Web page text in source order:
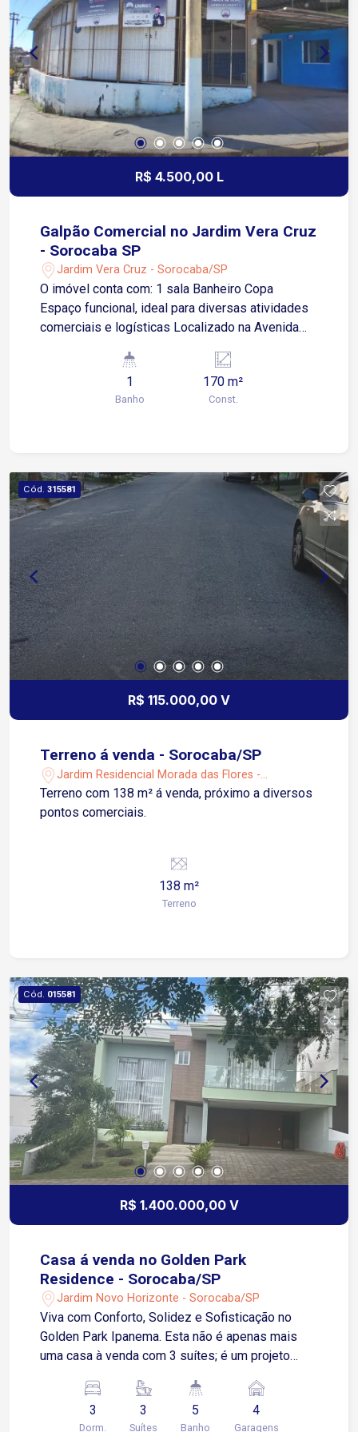
Room já equipado.
R$ 4.500,00 L
Galpão Comercial no Jardim Vera Cruz
- Sorocaba SP
Jardim Vera Cruz - Sorocaba/SP
O imóvel conta com: 1 sala Banheiro Copa
Espaço funcional, ideal para diversas atividades
comerciais e logísticas Localizado na Avenida
rápido acesso a importantes avenidas e rodovias
Distâncias aproximadas: 2 minutos da Avenida
General Carneiro 1 minuto da Avenida Santa Cruz
esquina, com ótima visibilidade e fácil acesso às
principais vias da cidade.
1
Banho
170 m²
Const.
Cód. 315581
R$ 115.000,00 V
Terreno á venda - Sorocaba/SP
Jardim Residencial Morada das Flores -
Sorocaba/SP
Terreno com 138 m² á venda, próximo a diversos
pontos comerciais.
138 m²
Terreno
Cód. 015581
R$ 1.400.000,00 V
Casa á venda no Golden Park
Residence - Sorocaba/SP
Jardim Novo Horizonte - Sorocaba/SP
Viva com Conforto, Solidez e Sofisticação no
Golden Park Ipanema. Esta não é apenas mais
uma casa à venda com 3 suítes; é um projeto
oferecer a máxima qualidade de vida na Zona
Norte de Sorocaba. O que torna este imóvel
3
Dorm.
3
Suítes
5
Banho
4
Garagens